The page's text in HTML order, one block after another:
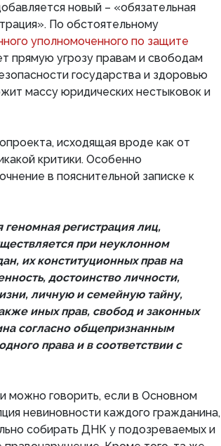
новый – «обязательная
По обстоятельному
уполномоченного по защите
прямую угрозу правам и свободам
государства и здоровью
массу юридических нестыковок и
исходящая вроде как от
критики. Особенно
в пояснительной записке к
геномная регистрация лиц,
при неуклонном
их конституционных прав на
достоинство личности,
личную и семейную тайну,
иных прав, свобод и законных
согласно общепризнанным
права и в соответствии с
можно говорить, если в Основном
невиновности каждого гражданина,
собирать ДНК у подозреваемых и